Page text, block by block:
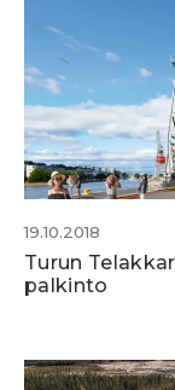
19.10.2018
Turun
palkinto